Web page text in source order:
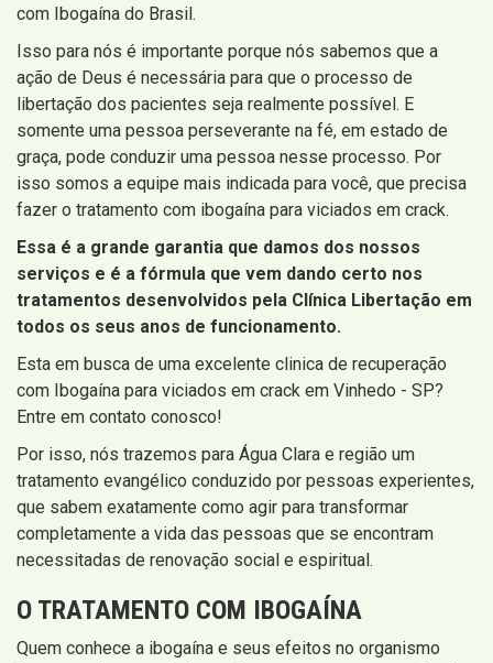
com Ibogaína do Brasil.
Isso para nós é importante porque nós sabemos que a
ação de Deus é necessária para que o processo de
libertação dos pacientes seja realmente possível. E
somente uma pessoa perseverante na fé, em estado de
graça, pode conduzir uma pessoa nesse processo. Por
isso somos a equipe mais indicada para você, que precisa
fazer o tratamento com ibogaína para viciados em crack.
Essa é a grande garantia que damos dos nossos
serviços e é a fórmula que vem dando certo nos
tratamentos desenvolvidos pela Clínica Libertação em
todos os seus anos de funcionamento.
Esta em busca de uma excelente clinica de recuperação
com Ibogaína para viciados em crack em Vinhedo - SP?
Entre em contato conosco!
Por isso, nós trazemos para Água Clara e região um
tratamento evangélico conduzido por pessoas experientes,
que sabem exatamente como agir para transformar
completamente a vida das pessoas que se encontram
necessitadas de renovação social e espiritual.
O TRATAMENTO COM IBOGAÍNA
Quem conhece a ibogaína e seus efeitos no organismo